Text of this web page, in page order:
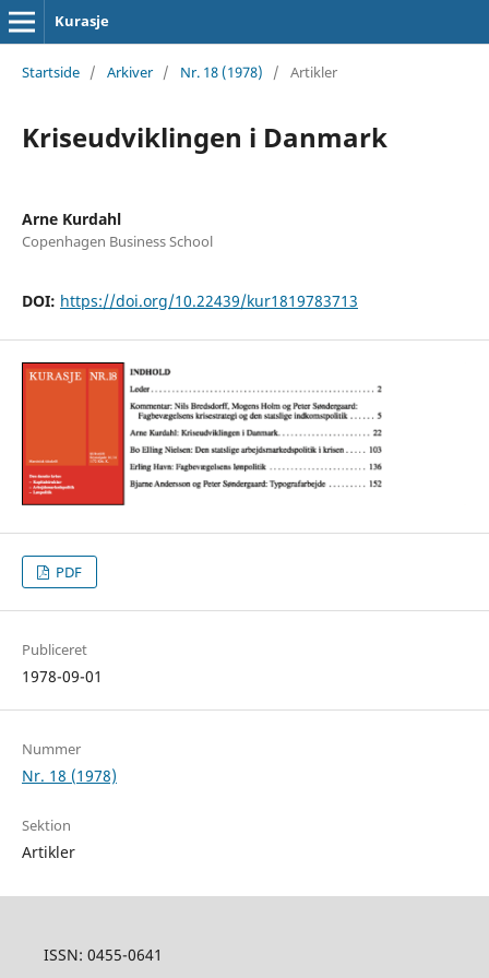
Kurasje
Startside / Arkiver / Nr. 18 (1978) / Artikler
Kriseudviklingen i Danmark
Arne Kurdahl
Copenhagen Business School
DOI: https://doi.org/10.22439/kur1819783713
PDF
Publiceret
1978-09-01
Nummer
Nr. 18 (1978)
Sektion
Artikler
ISSN: 0455-0641